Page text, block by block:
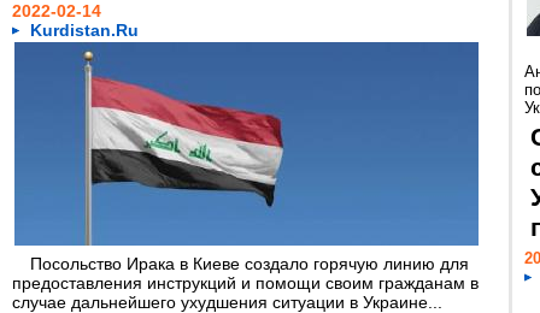
2022-02-14
Kurdistan.Ru
Посольство Ирака в Киеве создало горячую линию для
предоставления инструкций и помощи своим гражданам в
случае дальнейшего ухудшения ситуации в Украине...